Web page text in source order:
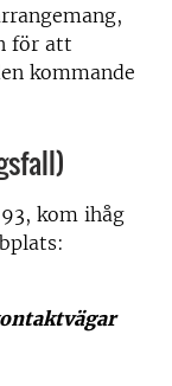
för att
kommande
kom ihåg